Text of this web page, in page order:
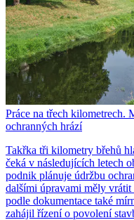
Práce na třech kilometrech.
ochranných hrází
Takřka tři kilometry břehů
čeká v následujících letech
podnik plánuje údržbu
dalšími úpravami měly
podle dokumentace také
zahájil řízení o povolení